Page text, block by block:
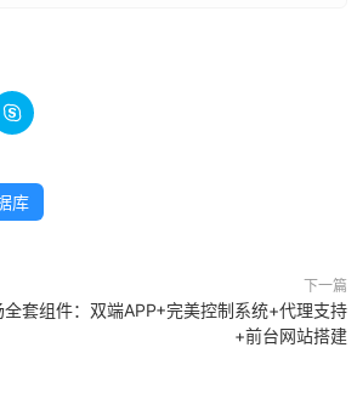

库
下一篇
套组件：双端APP+完美控制系统+代理支持
+前台网站搭建